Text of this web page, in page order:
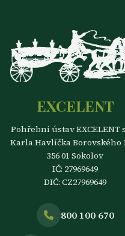
EXCELENT
Pohřební ústav EXCELENT
Karla Havlíčka Borovského
356 01 Sokolov
IČ: 27969649
DIČ: CZ27969649
800 100 670